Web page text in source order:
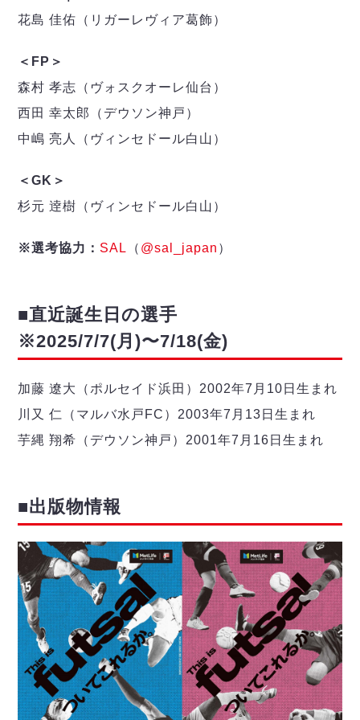
花島 佳佑（リガーレヴィア葛飾）
＜FP＞
森村 孝志（ヴォスクオーレ仙台）
西田 幸太郎（デウソン神戸）
中嶋 亮人（ヴィンセドール白山）
＜GK＞
杉元 逹樹（ヴィンセドール白山）
※選考協力： SAL （ @sal_japan ）
■直近誕生日の選手
※2025/7/7(月)〜7/18(金)
加藤 遼大（ポルセイド浜田）2002年7月10日生まれ
川又 仁（マルバ水戸FC）2003年7月13日生まれ
芋縄 翔希（デウソン神戸）2001年7月16日生まれ
■出版物情報